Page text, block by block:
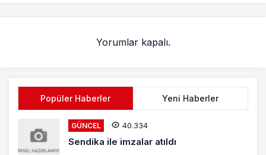
Yorumlar kapalı.
Popüler Haberler Yeni Haberler
GÜNCEL 40.334
Sendika ile imzalar atıldı